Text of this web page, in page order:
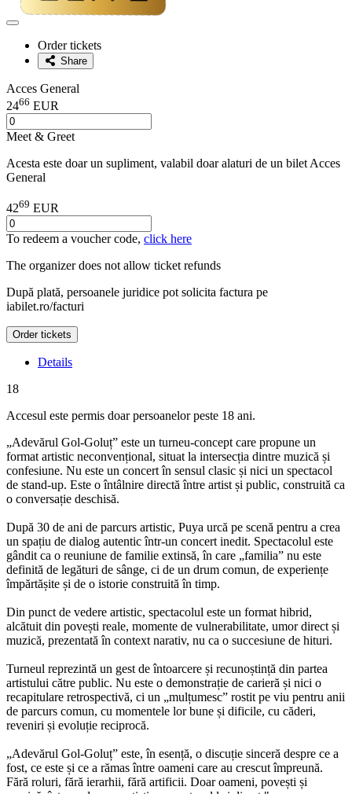
Adaugă
favoriteOrder tickets
Share
Acces General
2466 EUR
Meet & Greet
Acesta este doar un supliment, valabil doar alaturi de un bilet Acces
General
4269 EUR
To redeem a voucher code, click here
The organizer does not allow ticket refunds
După plată, persoanele juridice pot solicita factura pe
iabilet.ro/facturi
Order tickets
Details
18
Accesul este permis doar persoanelor peste 18 ani.
„Adevărul Gol-Goluț” este un turneu-concept care propune un
format artistic neconvențional, situat la intersecția dintre muzică și
confesiune. Nu este un concert în sensul clasic și nici un spectacol
de stand-up. Este o întâlnire directă între artist și public, construită ca
o conversație deschisă.
După 30 de ani de parcurs artistic, Puya urcă pe scenă pentru a crea
un spațiu de dialog autentic într-un concert inedit. Spectacolul este
gândit ca o reuniune de familie extinsă, în care „familia” nu este
definită de legături de sânge, ci de un drum comun, de experiențe
împărtășite și de o istorie construită în timp.
Din punct de vedere artistic, spectacolul este un format hibrid,
alcătuit din povești reale, momente de vulnerabilitate, umor direct și
muzică, prezentată în context narativ, nu ca o succesiune de hituri.
Turneul reprezintă un gest de întoarcere și recunoștință din partea
artistului către public. Nu este o demonstrație de carieră și nici o
recapitulare retrospectivă, ci un „mulțumesc” rostit pe viu pentru anii
de parcurs comun, cu momentele lor bune și dificile, cu căderi,
reveniri și evoluție reciprocă.
„Adevărul Gol-Goluț” este, în esență, o discuție sinceră despre ce a
fost, ce este și ce a rămas între oameni care au crescut împreună.
Fără roluri, fără ierarhii, fără artificii. Doar oameni, povești și